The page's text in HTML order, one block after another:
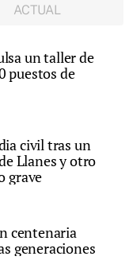
ACTUAL
un taller de
puestos de
civil tras un
Llanes y otro
grave
centenaria
generaciones